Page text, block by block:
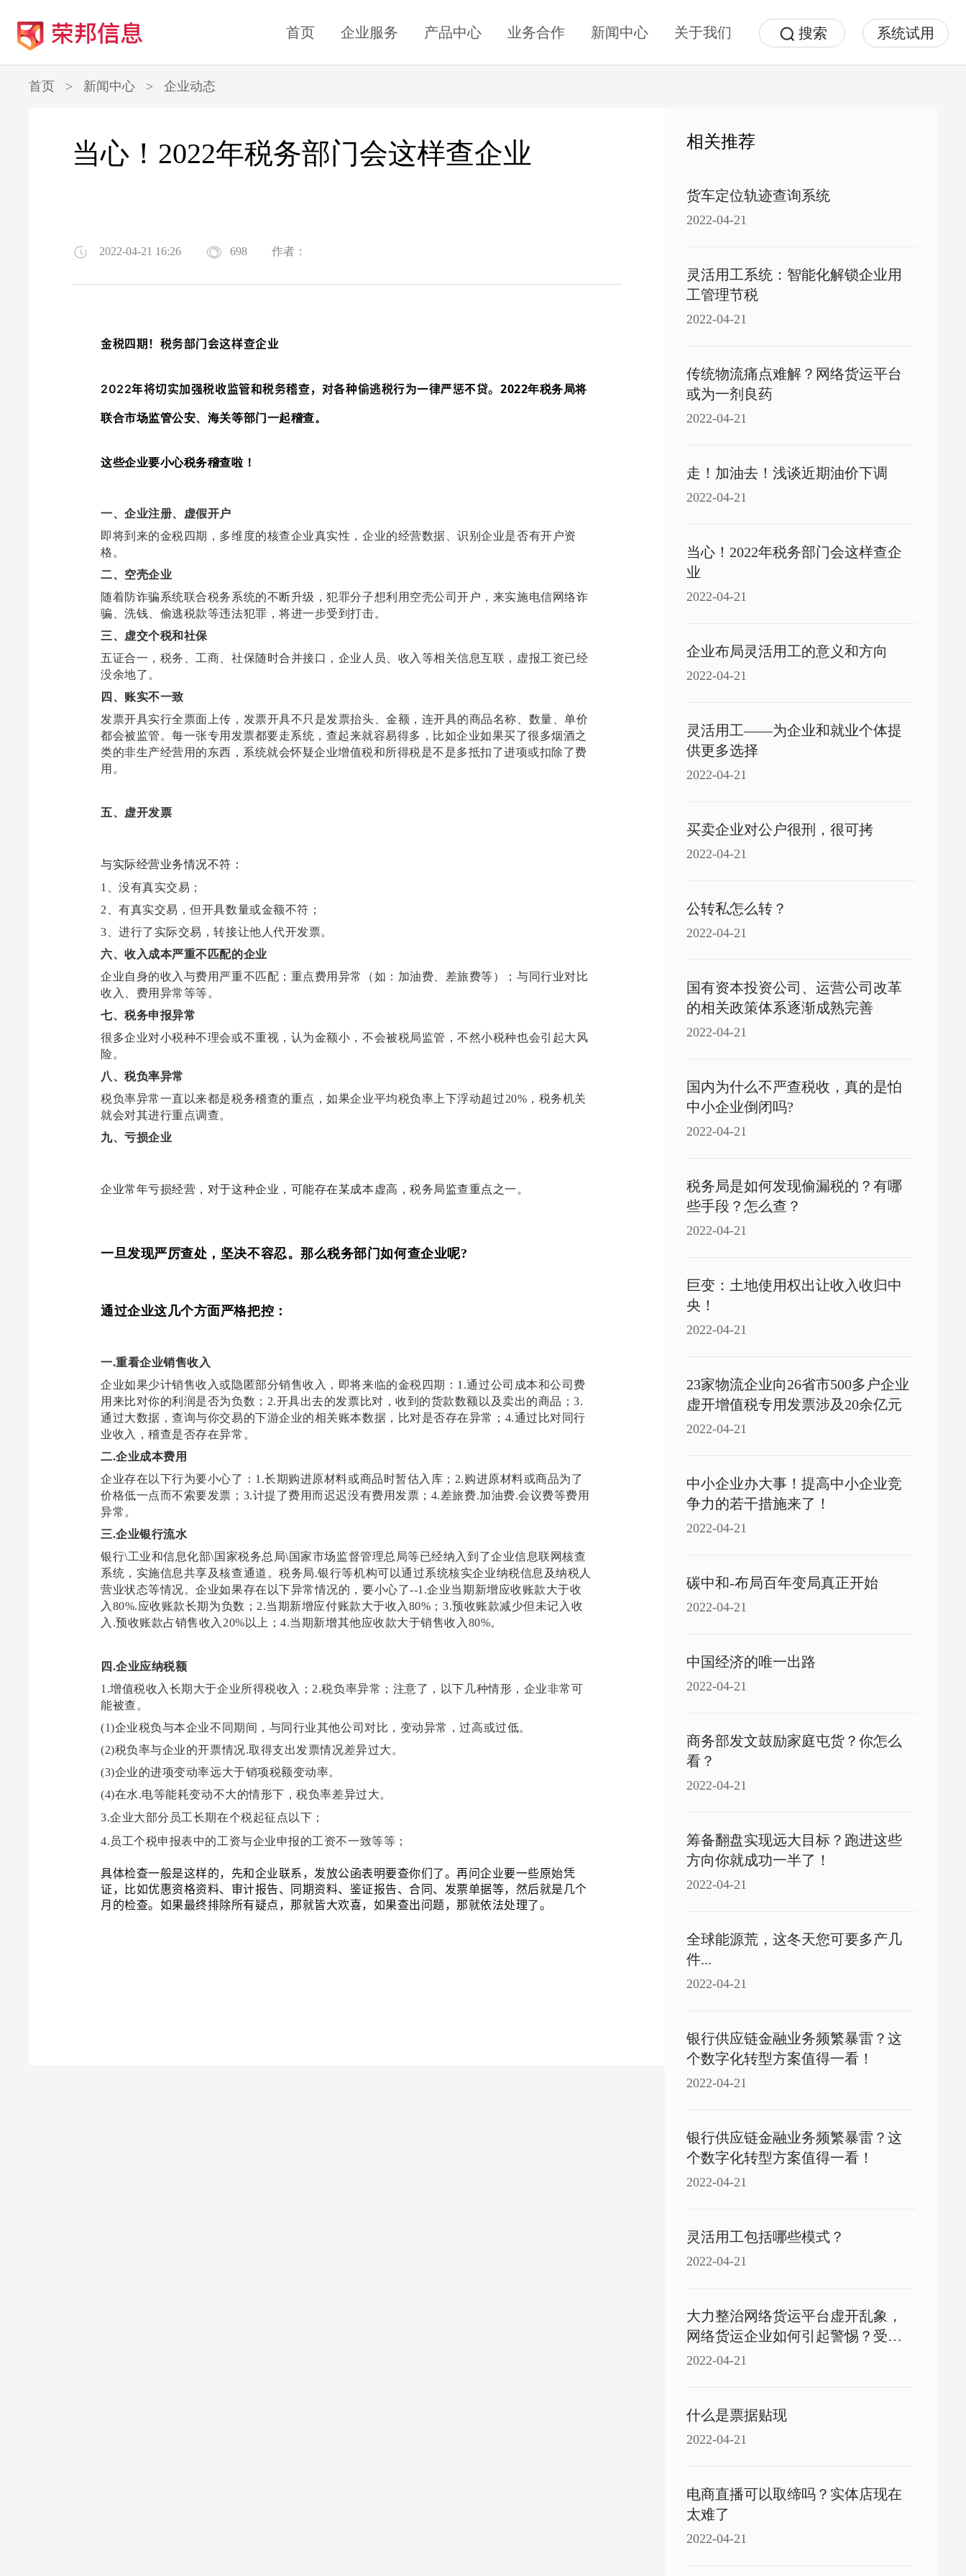
首页 企业服务 产品中心 业务合作 新闻中心 关于我们 系统试用
搜索
首页 > 新闻中心 > 企业动态
当心！2022年税务部门会这样查企业
2022-04-21 16:26 698 作者：
金税四期！税务部门会这样查企业
2022年将切实加强税收监管和税务稽查，对各种偷逃税行为一律严惩不贷。2022年税务局将
联合市场监管公安、海关等部门一起稽查。
这些企业要小心税务稽查啦！
一、企业注册、虚假开户
即将到来的金税四期，多维度的核查企业真实性，企业的经营数据、识别企业是否有开户资
格。
二、空壳企业
随着防诈骗系统联合税务系统的不断升级，犯罪分子想利用空壳公司开户，来实施电信网络诈
骗、洗钱、偷逃税款等违法犯罪，将进一步受到打击。
三、虚交个税和社保
五证合一，税务、工商、社保随时合并接口，企业人员、收入等相关信息互联，虚报工资已经
没余地了。
四、账实不一致
发票开具实行全票面上传，发票开具不只是发票抬头、金额，连开具的商品名称、数量、单价
都会被监管。每一张专用发票都要走系统，查起来就容易得多，比如企业如果买了很多烟酒之
类的非生产经营用的东西，系统就会怀疑企业增值税和所得税是不是多抵扣了进项或扣除了费
用。
五、虚开发票
与实际经营业务情况不符：
1
、没有真实交易；
2 、有真实交易，但开具数量或金额不符；
3 、进行了实际交易，转接让他人代开发票。
六、收入成本严重不匹配的企业
企业自身的收入与费用严重不匹配；重点费用异常（如：加油费、差旅费等）；与同行业对比
收入、费用异常等等。
七、税务申报异常
很多企业对小税种不理会或不重视，认为金额小，不会被税局监管，不然小税种也会引起大风
险。
八、税负率异常
税负率异常一直以来都是税务稽查的重点，如果企业平均税负率上下浮动超过20% ，税务机关
就会对其进行重点调查。
九、亏损企业
企业常年亏损经营，对于这种企业，可能存在某成本虚高，税务局监查重点之一。
一旦发现严厉查处，坚决不容忍。那么税务部门如何查企业呢?
通过企业这几个方面严格把控：
一.重看企业销售收入
企业如果少计销售收入或隐匿部分销售收入，即将来临的金税四期： 1.通过公司成本和公司费
用来比对你的利润是否为负数； 2.开具出去的发票比对，收到的货款数额以及卖出的商品；3.
通过大数据，查询与你交易的下游企业的相关账本数据，比对是否存在异常； 4.通过比对同行
业收入，稽查是否存在异常。
二.企业成本费用
企业存在以下行为要小心了： 1.长期购进原材料或商品时暂估入库； 2.购进原材料或商品为了
价格低一点而不索要发票； 3.计提了费用而迟迟没有费用发票； 4.差旅费.加油费.会议费等费用
异常。
三.企业银行流水
银行\工业和信息化部\国家税务总局\国家市场监督管理总局等已经纳入到了企业信息联网核查
系统，实施信息共享及核查通道。税务局.银行等机构可以通过系统核实企业纳税信息及纳税人
营业状态等情况。企业如果存在以下异常情况的，要小心了--1.企业当期新增应收账款大于收
入 80%.应收账款长期为负数； 2.当期新增应付账款大于收入 80% ； 3.预收账款减少但未记入收
入 .预收账款占销售收入 20% 以上；4.当期新增其他应收款大于销售收入 80%。
四.企业应纳税额
1.增值税收入长期大于企业所得税收入； 2.税负率异常；注意了，以下几种情形，企业非常可
能被查。
(1)企业税负与本企业不同期间，与同行业其他公司对比，变动异常，过高或过低。
(2)税负率与企业的开票情况.取得支出发票情况差异过大。
(3)企业的进项变动率远大于销项税额变动率。
(4)在水.电等能耗变动不大的情形下，税负率差异过大。
3.企业大部分员工长期在个税起征点以下；
4. 员工个税申报表中的工资与企业申报的工资不一致等等；
具体检查一般是这样的，先和企业联系，发放公函表明要查你们了。再问企业要一些原始凭
证，比如优惠资格资料、审计报告、同期资料、鉴证报告、合同、发票单据等，然后就是几个
月的检查。如果最终排除所有疑点，那就皆大欢喜，如果查出问题，那就依法处理了。
相关推荐
货车定位轨迹查询系统
2022-04-21
灵活用工系统：智能化解锁企业用
工管理节税
2022-04-21
传统物流痛点难解？网络货运平台
或为一剂良药
2022-04-21
走！加油去！浅谈近期油价下调
2022-04-21
当心！2022年税务部门会这样查企
业
2022-04-21
企业布局灵活用工的意义和方向
2022-04-21
灵活用工——为企业和就业个体提
供更多选择
2022-04-21
买卖企业对公户很刑，很可拷
2022-04-21
公转私怎么转？
2022-04-21
国有资本投资公司、运营公司改革
的相关政策体系逐渐成熟完善
2022-04-21
国内为什么不严查税收，真的是怕
中小企业倒闭吗?
2022-04-21
税务局是如何发现偷漏税的？有哪
些手段？怎么查？
2022-04-21
巨变：土地使用权出让收入收归中
央！
2022-04-21
23家物流企业向26省市500多户企业
虚开增值税专用发票涉及20余亿元
2022-04-21
中小企业办大事！提高中小企业竞
争力的若干措施来了！
2022-04-21
碳中和-布局百年变局真正开始
2022-04-21
中国经济的唯一出路
2022-04-21
商务部发文鼓励家庭屯货？你怎么
看？
2022-04-21
筹备翻盘实现远大目标？跑进这些
方向你就成功一半了！
2022-04-21
全球能源荒，这冬天您可要多产几
件...
2022-04-21
银行供应链金融业务频繁暴雷？这
个数字化转型方案值得一看！
2022-04-21
银行供应链金融业务频繁暴雷？这
个数字化转型方案值得一看！
2022-04-21
灵活用工包括哪些模式？
2022-04-21
大力整治网络货运平台虚开乱象，
网络货运企业如何引起警惕？受票
企业如何防范与应对？
2022-04-21
什么是票据贴现
2022-04-21
电商直播可以取缔吗？实体店现在
太难了
2022-04-21